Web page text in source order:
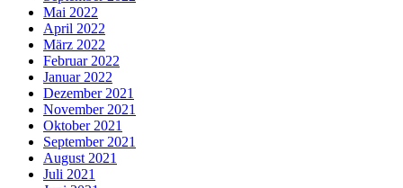
Mai 2022
April 2022
März 2022
Februar 2022
Januar 2022
Dezember 2021
November 2021
Oktober 2021
September 2021
August 2021
Juli 2021